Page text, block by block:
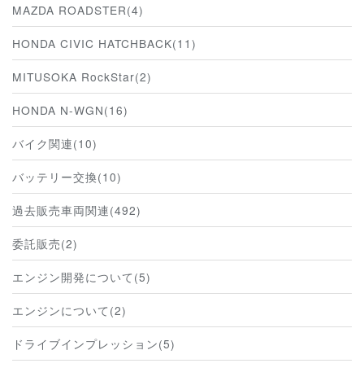
MAZDA ROADSTER(4)
HONDA CIVIC HATCHBACK(11)
MITUSOKA RockStar(2)
HONDA N-WGN(16)
バイク関連(10)
バッテリー交換(10)
過去販売車両関連(492)
委託販売(2)
エンジン開発について(5)
エンジンについて(2)
ドライブインプレッション(5)